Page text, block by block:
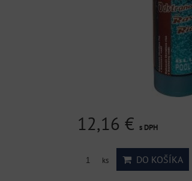
12,16 € s DPH
ks DO KOŠÍKA